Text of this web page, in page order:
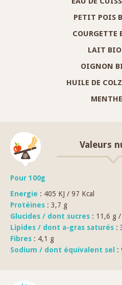
PETIT POIS
COURGETTE
LAIT
OIGNON
HUILE DE
Valeurs
Pour 100g
Energie : 405 KJ / 97 Kcal
Protéines : 3,7 g
Glucides / dont sucres : 11,6 g
Lipides / dont a-gras saturés :
Fibres : 4,1 g
Sodium / dont équivalent sel
: